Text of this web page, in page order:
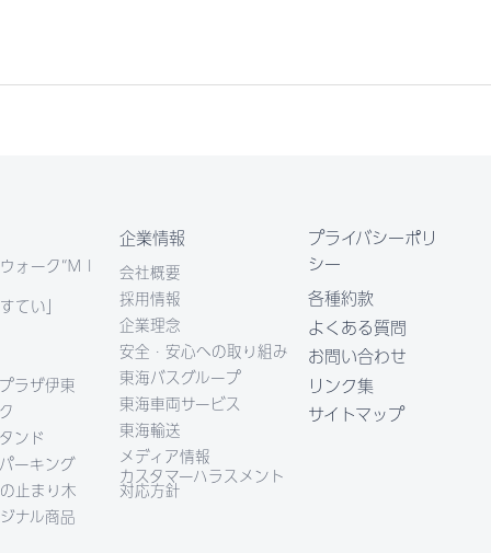
ォーク“ＭＩ
てい」
ラザ伊東
ンド
ーキング
止まり木
ナル商品
企業情報
会社概要
採用情報
企業理念
安全・安心への取り組み
東海バスグループ
東海車両サービス
東海輸送
メディア情報
カスタマーハラスメント
対応方針
プライバシーポリ
シー
各種約款
よくある質問
お問い合わせ
リンク集
サイトマップ